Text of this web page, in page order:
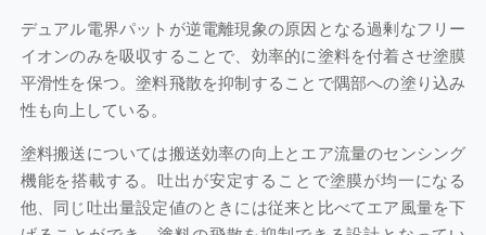
デュアル電界パットが逆電離現象の原因となる過剰なフリー
イオンのみを吸収することで、効率的に塗料を付着させ塗膜
平滑性を保つ。塗料飛散を抑制することで隅部への塗り込み
性も向上している。
塗料搬送については搬送効率の向上とエア流量のセンシング
機能を搭載する。吐出が安定することで塗膜が均一になる
他、同じ吐出量設定値のときには従来と比べてエア風量を下